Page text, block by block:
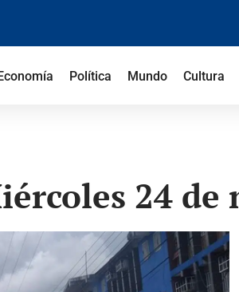
Política Mundo Cultura
24 de